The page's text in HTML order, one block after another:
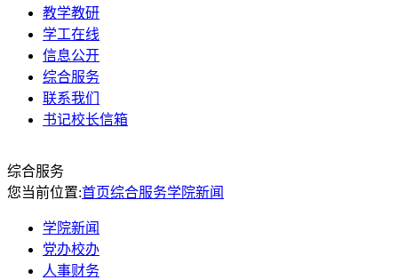
教学教研
学工在线
信息公开
综合服务
联系我们
书记校长信箱
综合服务
您当前位置:首页综合服务学院新闻
学院新闻
党办校办
人事财务